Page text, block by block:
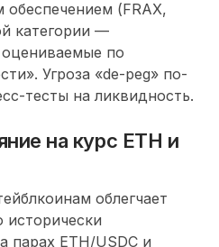
(FRAX,
категории —
по
. Угроза «de-peg» по-
тесты на ликвидность.
на курс ETH и
облегчает
исторически
парах ETH/USDC и